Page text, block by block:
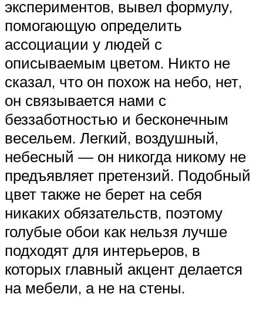
экспериментов, вывел формулу,
помогающую определить
ассоциации у людей с
описываемым цветом. Никто не
сказал, что он похож на небо, нет,
он связывается нами с
беззаботностью и бесконечным
весельем. Легкий, воздушный,
небесный — он никогда никому не
предъявляет претензий. Подобный
цвет также не берет на себя
никаких обязательств, поэтому
голубые обои как нельзя лучше
подходят для интерьеров, в
которых главный акцент делается
на мебели, а не на стены.